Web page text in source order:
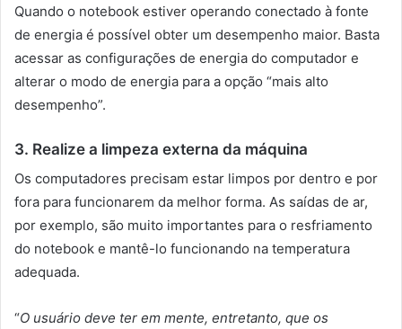
Quando o notebook estiver operando conectado à fonte
de energia é possível obter um desempenho maior. Basta
acessar as configurações de energia do computador e
alterar o modo de energia para a opção “mais alto
desempenho”.
3. Realize a limpeza externa da máquina
Os computadores precisam estar limpos por dentro e por
fora para funcionarem da melhor forma. As saídas de ar,
por exemplo, são muito importantes para o resfriamento
do notebook e mantê-lo funcionando na temperatura
adequada.
“O usuário deve ter em mente, entretanto, que os